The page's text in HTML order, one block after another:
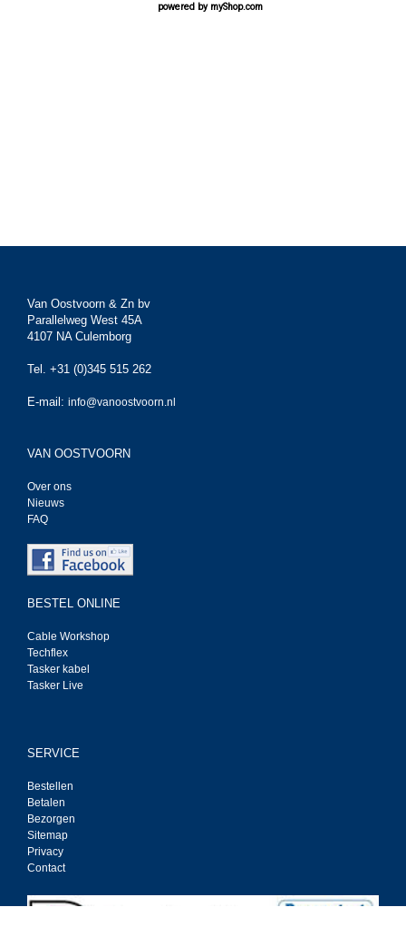
powered by myShop.com
Van Oostvoorn & Zn bv
Parallelweg West 45A
4107 NA Culemborg
Tel. +31 (0)345 515 262
E-mail: info@vanoostvoorn.nl
VAN OOSTVOORN
Over ons
Nieuws
FAQ
BESTEL ONLINE
Cable Workshop
Techflex
Tasker kabel
Tasker Live
SERVICE
Bestellen
Betalen
Bezorgen
Sitemap
Privacy
Contact